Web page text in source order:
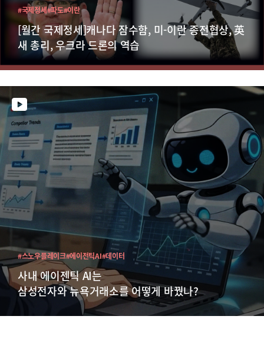
[월간 국제정세]캐나다 잠수함, 미-이란 종전협상, 英
새 총리, 우크라 드론의 역습
#국제정세#파도#이란
사내 에이젠틱 AI는
삼성전자와 뉴욕거래소를 어떻게 바꿨나?
#스노우플레이크#에이전틱AI#데이터